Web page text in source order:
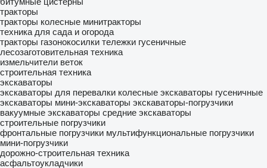
тракторы
тракторы колесные минитракторы
техника для сада и огорода
тракторы газонокосилки тележки гусеничные
лесозаготовительная техника
измельчители веток
строительная техника
экскаваторы
экскаваторы для перевалки колесные экскаваторы гусеничные
экскаваторы мини-экскаваторы экскаваторы-погрузчики
вакуумные экскаваторы средние экскаваторы
строительные погрузчики
фронтальные погрузчики мультифункциональные погрузчики
мини-погрузчики
дорожно-строительная техника
асфальтоукладчики